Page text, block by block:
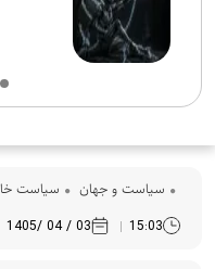
سیاست و جهان سیاست
15:03
03 / 04 /1405